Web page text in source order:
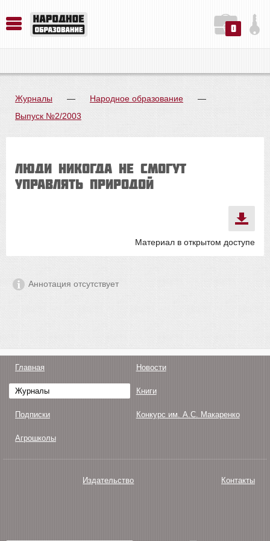
0
Журналы — Народное образование
—
Выпуск №2/2003
Люди никогда не смогут
управлять природой
Материал в открытом доступе
Аннотация отсутствует
Главная Новости
Журналы Книги
Подписки Конкурс им. А.С. Макаренко
Агрошколы
Издательство Контакты